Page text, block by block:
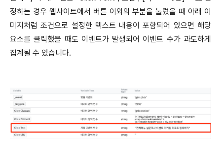
정하는 경우 웹사이트에서 버튼 이외의 부분을 눌렀을 때 아래 이
미지처럼 조건으로 설정한 텍스트 내용이 포함되어 있으면 해당
요소를 클릭했을 때도 이벤트가 발생되어 이벤트 수가 과도하게
집계될 수 있습니다.